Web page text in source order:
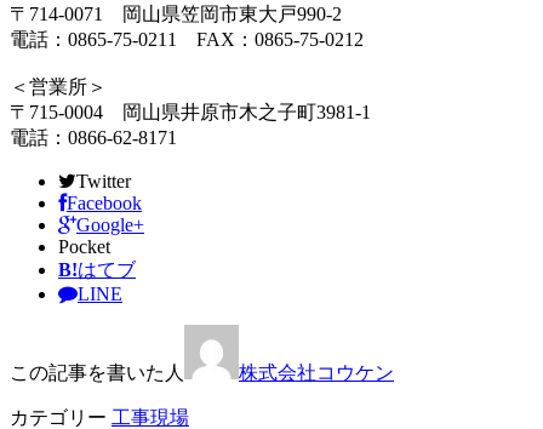
〒714-0071 岡山県笠岡市東大戸990-2
電話：0865-75-0211 FAX：0865-75-0212
＜営業所＞
〒715-0004 岡山県井原市木之子町3981-1
電話：0866-62-8171
Twitter
Facebook
Google+
Pocket
B!はてブ
LINE
この記事を書いた人 株式会社コウケン
カテゴリー 工事現場